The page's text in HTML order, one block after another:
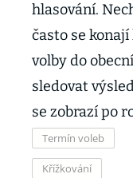
hlasování.
často se
volby do
sledovat
se zobrazí po
Termín voleb
Křížkování